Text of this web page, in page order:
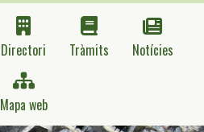
Directori Tràmits Notícies
Mapa web